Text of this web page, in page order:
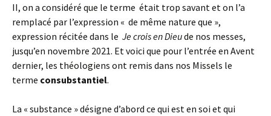
II, on a considéré que le terme était trop savant et on l’a
remplacé par l’expression « de même nature que »,
expression récitée dans le Je crois en Dieude nos messes,
jusqu’en novembre 2021. Et voici que pour l’entrée en Avent
dernier, les théologiens ont remis dans nos Missels le
terme consubstantiel.
La « substance » désigne d’abord ce qui est en soi et qui